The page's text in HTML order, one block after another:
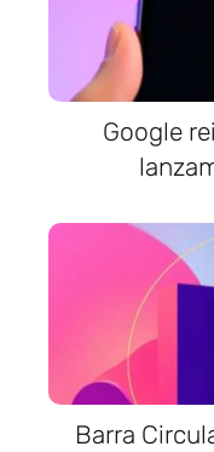
Google
Barra